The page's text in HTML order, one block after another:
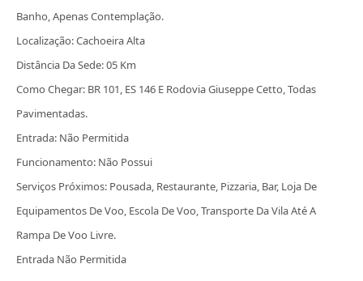
Banho, Apenas Contemplação.
Localização: Cachoeira Alta
Distância Da Sede: 05 Km
Como Chegar: BR 101, ES 146 E Rodovia Giuseppe Cetto, Todas
Pavimentadas.
Entrada: Não Permitida
Funcionamento: Não Possui
Serviços Próximos: Pousada, Restaurante, Pizzaria, Bar, Loja De
Equipamentos De Voo, Escola De Voo, Transporte Da Vila Até A
Rampa De Voo Livre.
Entrada Não Permitida